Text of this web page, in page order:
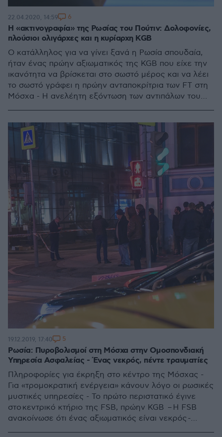
Η «ακτινογραφία» της Ρωσίας του Πούτιν: Δολοφονίες,
πλούσιοι ολιγάρχες και η κυρίαρχη KGB
Ο κατάλληλος για να γίνει ξανά η Ρωσία σπουδαία,
ήταν ένας πρώην αξιωματικός της KGB που είχε την
ικανότητα να βρίσκεται στο σωστό μέρος και να λέει
το σωστό γράφει η πρώην ανταποκρίτρια των FT στη
Μόσχα - Η ανελέητη εξόντωση των αντιπάλων του
22.04.2020, 14:59 6
Ρωσία: Πυροβολισμοί στη Μόσχα στην Ομοσπονδιακή
Υπηρεσία Ασφαλείας - Ένας νεκρός, πέντε τραυματίες
Πληροφορίες για έκρηξη στο κέντρο της Μόσχας -
Για «τρομοκρατική ενέργεια» κάνουν λόγο οι ρωσικές
μυστικές υπηρεσίες - Το πρώτο περιστατικό έγινε
στο κεντρικό κτήριο της FSB, πρώην KGB – H FSB
ανακοίνωσε ότι ένας αξιωματικός είναι νεκρός -
19.12.2019, 17:40 5